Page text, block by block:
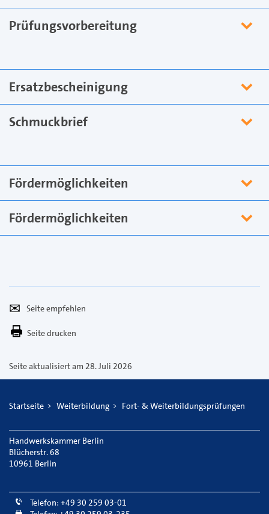
Prüfungsvorbereitung
Ersatzbescheinigung
Schmuckbrief
Fördermöglichkeiten
Fördermöglichkeiten
empfehlen
Per
E-
versenden
Seite drucken
Seite aktualisiert am 28. Juli 2026
Startseite Weiterbildung Fort- & Weiterbildungsprüfungen
Handwerkskammer Berlin
Blücherstr. 68
10961 Berlin
Telefon: +49 30 259 03-01